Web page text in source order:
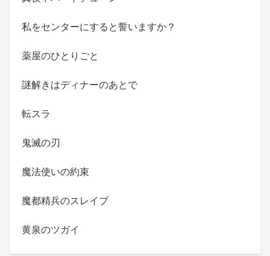
私をセンターにすると誓いますか？
薬屋のひとりごと
謎解きはディナーのあとで
転スラ
鬼滅の刃
魔法使いの約束
魔都精兵のスレイブ
黄泉のツガイ